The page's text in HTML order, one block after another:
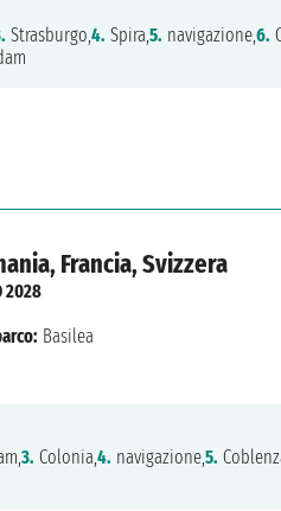
Strasburgo,4. Spira,5. navigazione,6.
Francia, Svizzera
2028
Basilea
3. Colonia,4. navigazione,5.